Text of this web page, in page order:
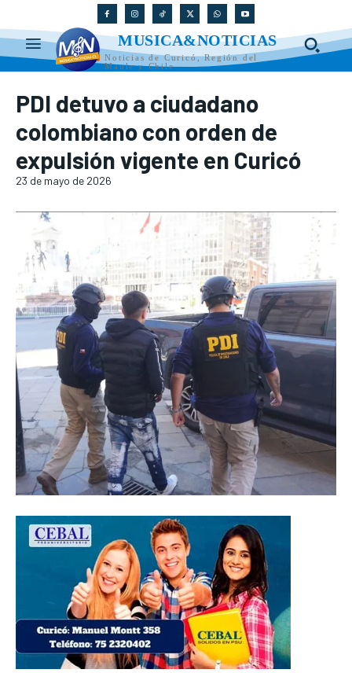
MUSICA&NOTICIAS
Noticias de Curicó, Región del
Maule y Chile
PDI detuvo a ciudadano
colombiano con orden de
expulsión vigente en Curicó
23 de mayo de 2026